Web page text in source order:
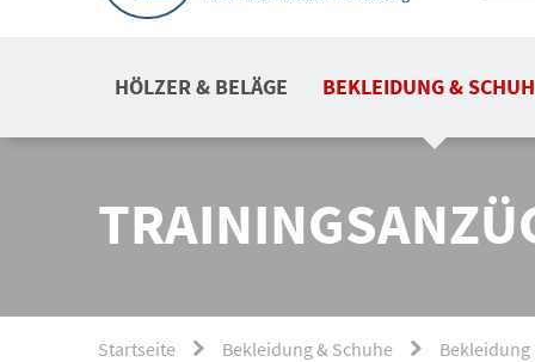
HÖLZER & BELÄGE BEKLEIDUNG &
Startseite Bekleidung & Schuhe Bekleidung